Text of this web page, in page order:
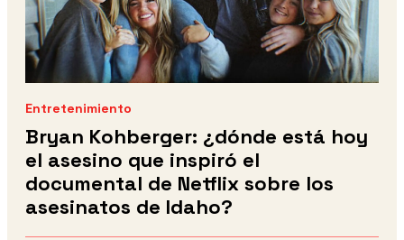
Entretenimiento
Bryan Kohberger: ¿dónde está hoy
el asesino que inspiró el
documental de Netflix sobre los
asesinatos de Idaho?